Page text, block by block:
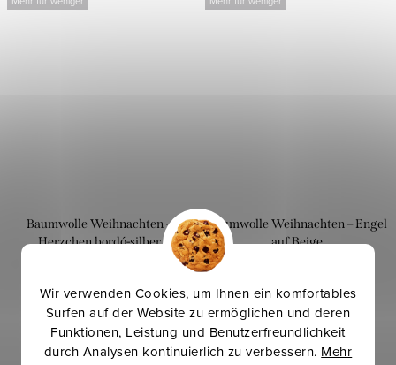
Wir verwenden Cookies, um Ihnen ein komfortables
Surfen auf der Website zu ermöglichen und deren
Funktionen, Leistung und Benutzerfreundlichkeit
durch Analysen kontinuierlich zu verbessern. Mehr
Baumwolle Weihnachten –
Herzchen bordó-silber
12,40 €/ lfm
DETAIL
Baumwolle Weihnachten – Engel
auf Beige
11,30 €/ lfm
IN DEN WARENKORB